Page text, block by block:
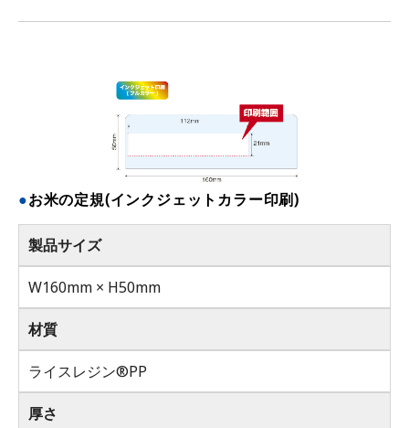
お米の定規(インクジェットカラー印刷)
製品サイズ
W160mm × H50mm
材質
ライスレジン®PP
厚さ